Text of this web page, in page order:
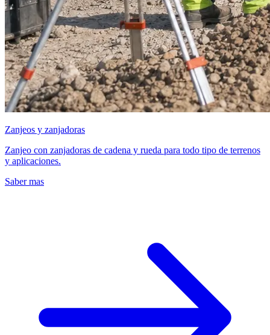
Zanjeos y zanjadoras
Zanjeo con zanjadoras de cadena y rueda para todo tipo de terrenos
y aplicaciones.
Saber mas